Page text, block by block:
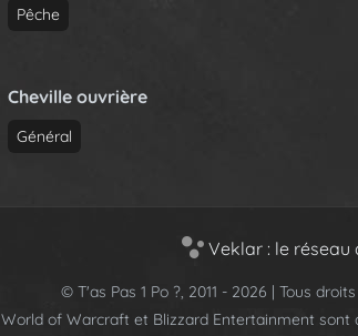
Pêche
Cheville ouvrière
Général
Veklar : le réseau
© T'as Pas 1 Po ?, 2011 - 2026 | Tous
World of Warcraft et Blizzard Entertainment sont